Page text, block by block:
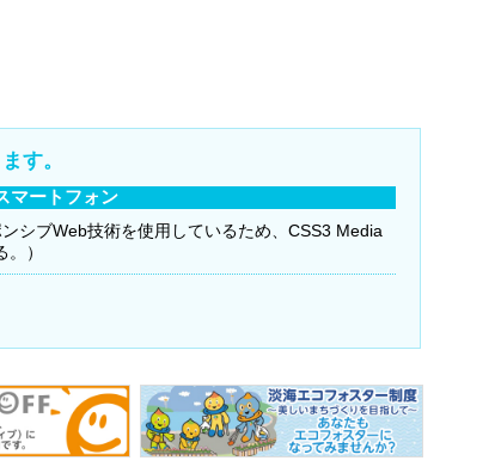
す。
マートフォン
シブWeb技術を使用しているため、CSS3 Media
）